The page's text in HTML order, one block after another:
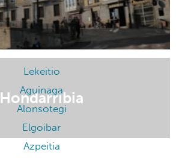
Hondarribia
Lekeitio
Aguinaga
Alonsotegi
Elgoibar
Azpeitia